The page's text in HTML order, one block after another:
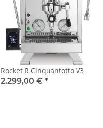
Rocket R Cinquantotto V3
2.299,00 € *